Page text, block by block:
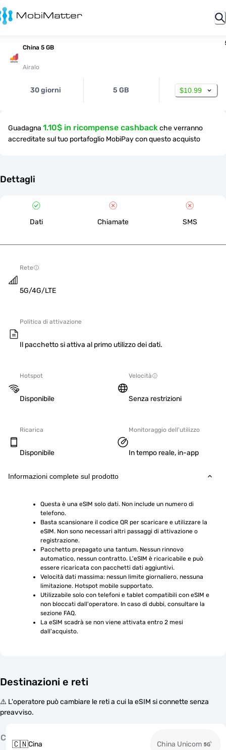
China 5 GB
Airalo
30 giorni 5 GB $10.99
Guadagna 1.10$ in ricompense cashbackche verranno
accreditate sul tuo portafoglio MobiPay con questo acquisto
Dettagli
Dati Chiamate SMS
Rete
5G/4G/LTE
Politica di attivazione
Il pacchetto si attiva al primo utilizzo dei dati.
Hotspot
Disponibile
Velocità
Senza restrizioni
Ricarica
Disponibile
Monitoraggio dell'utilizzo
In tempo reale, in-app
Informazioni complete sul prodotto
Questa è una eSIM solo dati. Non include un numero di
telefono.
Basta scansionare il codice QR per scaricare e utilizzare la
eSIM. Non sono necessari altri passaggi di attivazione o
registrazione.
Pacchetto prepagato una tantum. Nessun rinnovo
automatico, nessun contratto. L'eSIM è ricaricabile e può
essere ricaricata con pacchetti dati aggiuntivi.
Velocità dati massima: nessun limite giornaliero, nessuna
limitazione. Hotspot mobile supportato.
Utilizzabile solo con telefoni e tablet compatibili con eSIM e
non bloccati dall'operatore. In caso di dubbi, consultare la
sezione FAQ.
La eSIM scadrà se non viene attivata entro 2 mesi
dall'acquisto.
Destinazioni e reti
⚠️ L'operatore può cambiare le reti a cui la eSIM si connette senza
preavviso.
C
🇨🇳Cina China Unicom